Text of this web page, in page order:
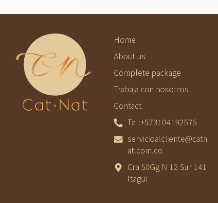
Home
About us
Complete package
Trabaja con nosotros
Contact
Tel:+573104192575
servicioalcliente@catn
at.com.co
Cra 50Gg N 12 Sur 141
Itagüi